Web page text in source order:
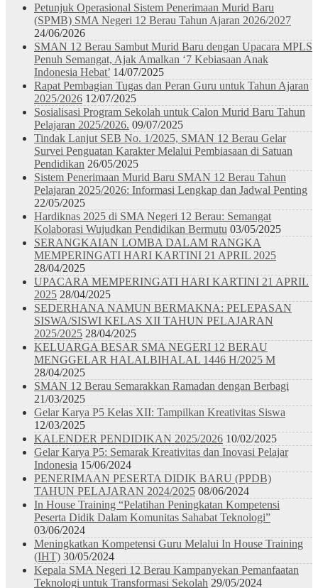
Petunjuk Operasional Sistem Penerimaan Murid Baru
(SPMB) SMA Negeri 12 Berau Tahun Ajaran 2026/2027
24/06/2026
SMAN 12 Berau Sambut Murid Baru dengan Upacara MPLS
Penuh Semangat, Ajak Amalkan ‘7 Kebiasaan Anak
Indonesia Hebat’ 14/07/2025
Rapat Pembagian Tugas dan Peran Guru untuk Tahun Ajaran
2025/2026 12/07/2025
Sosialisasi Program Sekolah untuk Calon Murid Baru Tahun
Pelajaran 2025/2026. 09/07/2025
Tindak Lanjut SEB No. 1/2025, SMAN 12 Berau Gelar
Survei Penguatan Karakter Melalui Pembiasaan di Satuan
Pendidikan 26/05/2025
Sistem Penerimaan Murid Baru SMAN 12 Berau Tahun
Pelajaran 2025/2026: Informasi Lengkap dan Jadwal Penting
22/05/2025
Hardiknas 2025 di SMA Negeri 12 Berau: Semangat
Kolaborasi Wujudkan Pendidikan Bermutu 03/05/2025
SERANGKAIAN LOMBA DALAM RANGKA
MEMPERINGATI HARI KARTINI 21 APRIL 2025
28/04/2025
UPACARA MEMPERINGATI HARI KARTINI 21 APRIL
2025 28/04/2025
SEDERHANA NAMUN BERMAKNA: PELEPASAN
SISWA/SISWI KELAS XII TAHUN PELAJARAN
2025/2025 28/04/2025
KELUARGA BESAR SMA NEGERI 12 BERAU
MENGGELAR HALALBIHALAL 1446 H/2025 M
28/04/2025
SMAN 12 Berau Semarakkan Ramadan dengan Berbagi
21/03/2025
Gelar Karya P5 Kelas XII: Tampilkan Kreativitas Siswa
12/03/2025
KALENDER PENDIDIKAN 2025/2026 10/02/2025
Gelar Karya P5: Semarak Kreativitas dan Inovasi Pelajar
Indonesia 15/06/2024
PENERIMAAN PESERTA DIDIK BARU (PPDB)
TAHUN PELAJARAN 2024/2025 08/06/2024
In House Training “Pelatihan Peningkatan Kompetensi
Peserta Didik Dalam Komunitas Sahabat Teknologi”
03/06/2024
Meningkatkan Kompetensi Guru Melalui In House Training
(IHT) 30/05/2024
Kepala SMA Negeri 12 Berau Kampanyekan Pemanfaatan
Teknologi untuk Transformasi Sekolah 29/05/2024